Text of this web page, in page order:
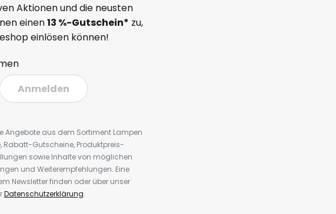
Aktionen und die neusten
einen13 %-Gutschein* zu,
einlösen können!
Anmelden
Angebote aus dem Sortiment Lampen
Rabatt-Gutscheine, Produktpreis-
sowie Inhalte von möglichen
und Weiterempfehlungen. Eine
Newsletter finden oder über unser
Datenschutzerklärung.